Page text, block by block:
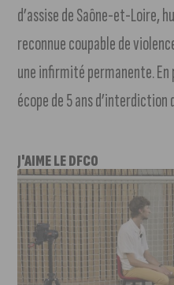
d’assise de Saône-et-Loire,
reconnue coupable de
une infirmité permanente. En
écope de 5 ans d’interdiction
J'AIME LE DFCO